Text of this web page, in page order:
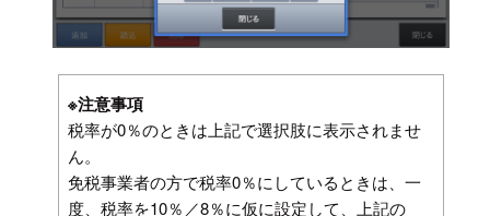
※注意事項
税率が0％のときは上記で選択肢に表示されませ
ん。
免税事業者の方で税率0％にしているときは、一
度、税率を10％／8％に仮に設定して、上記の